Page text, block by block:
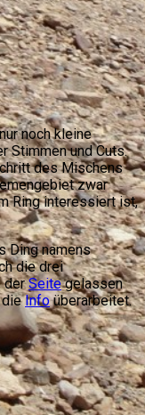
noch kleine
Stimmen und Cuts.
des Mischens
zwar
Ring interessiert ist,
Ding namens
die drei
derSeitegelassen
dieInfoüberarbeitet.